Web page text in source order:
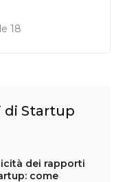
18
di Startup
dei rapporti
come